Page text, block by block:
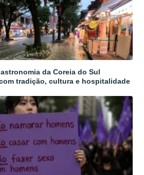
da Coreia do Sul
tradição, cultura e hospitalidade